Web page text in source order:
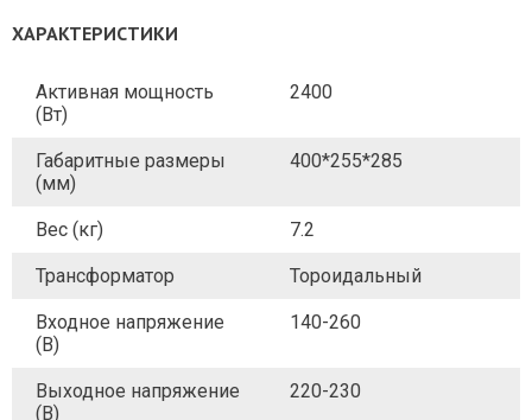
ХАРАКТЕРИСТИКИ
Активная мощность
(Вт)
2400
Габаритные размеры
(мм)
400*255*285
Вес (кг) 7.2
Трансформатор Тороидальный
Входное напряжение
(В)
140-260
Выходное напряжение
(В)
220-230